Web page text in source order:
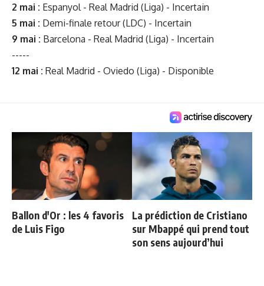
2 mai : Espanyol - Real Madrid (Liga) - Incertain
5 mai : Demi-finale retour (LDC) - Incertain
9 mai : Barcelona - Real Madrid (Liga) - Incertain
-----
12 mai : Real Madrid - Oviedo (Liga) - Disponible
Ballon d'Or : les 4 favoris
de Luis Figo
La prédiction de Cristiano
sur Mbappé qui prend tout
son sens aujourd’hui